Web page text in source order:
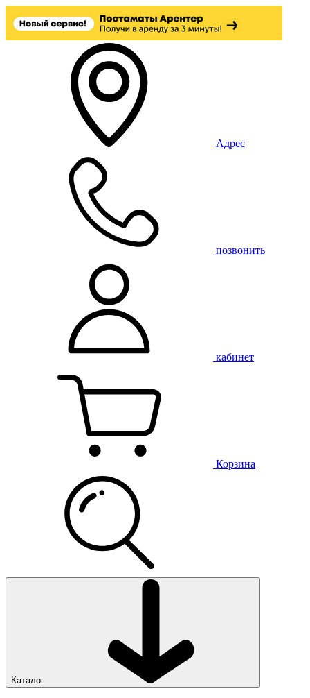
Адрес
позвонить
кабинет
Корзина
Каталог